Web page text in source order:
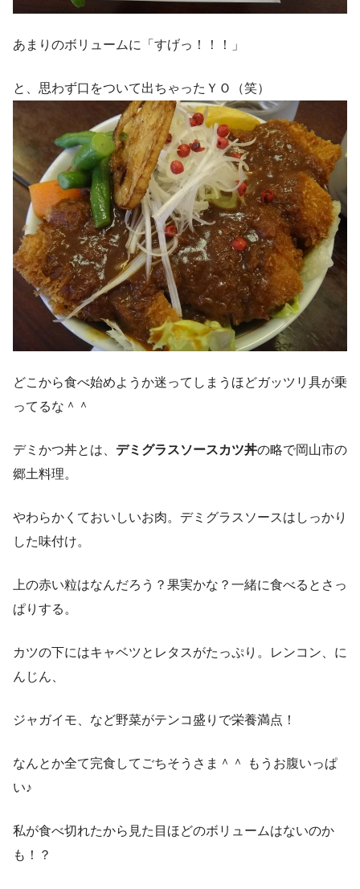
あまりのボリュームに「すげっ！！！」
と、思わず口をついて出ちゃったＹＯ（笑）
どこから食べ始めようか迷ってしまうほどガッツリ具が乗
ってるな＾＾
デミかつ丼とは、 デミグラスソースカツ丼の略で岡山市の
郷土料理。
やわらかくておいしいお肉。デミグラスソースはしっかり
した味付け。
上の赤い粒はなんだろう？果実かな？一緒に食べるとさっ
ぱりする。
カツの下にはキャベツとレタスがたっぷり。レンコン、に
んじん、
ジャガイモ、など野菜がテンコ盛りで栄養満点！
なんとか全て完食してごちそうさま＾＾ もうお腹いっぱ
い♪
私が食べ切れたから見た目ほどのボリュームはないのか
も！？